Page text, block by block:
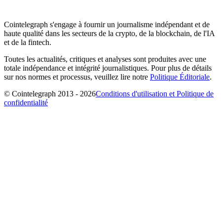
Cointelegraph s'engage à fournir un journalisme indépendant et de
haute qualité dans les secteurs de la crypto, de la blockchain, de l'IA
et de la fintech.
Toutes les actualités, critiques et analyses sont produites avec une
totale indépendance et intégrité journalistiques. Pour plus de détails
sur nos normes et processus, veuillez lire notre Politique Éditoriale.
© Cointelegraph 2013 - 2026Conditions d'utilisation et Politique de
confidentialité